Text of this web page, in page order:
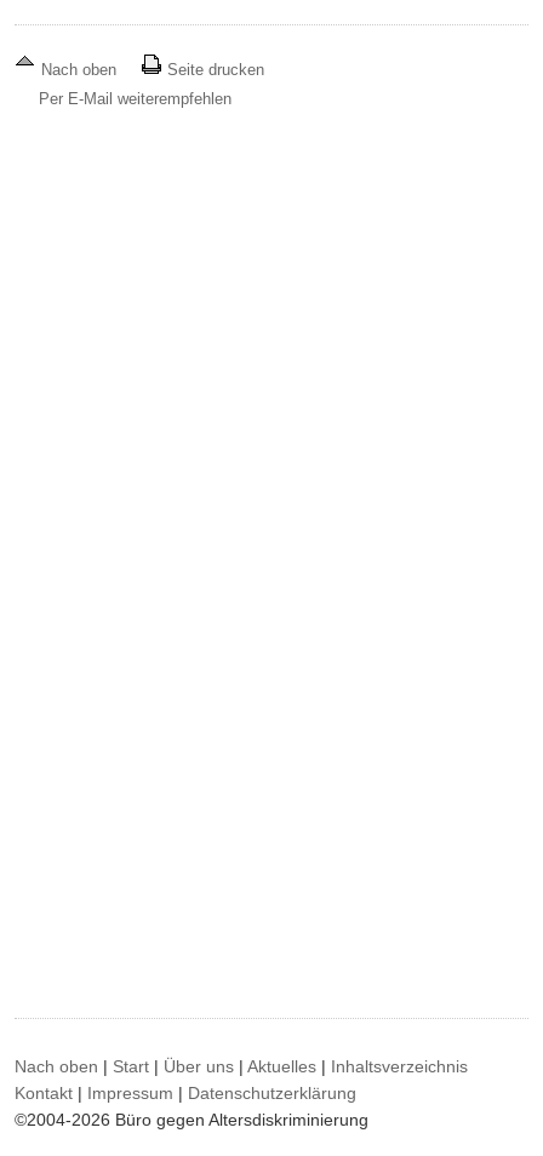
Nach oben
Seite drucken
Per E-Mail weiterempfehlen
Nach oben | Start | Über uns |Aktuelles | Inhaltsverzeichnis
Kontakt | Impressum | Datenschutzerklärung
©2004-2026 Büro gegen Altersdiskriminierung